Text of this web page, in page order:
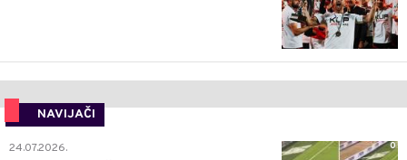
NAVIJAČI
0
24.07.2026.